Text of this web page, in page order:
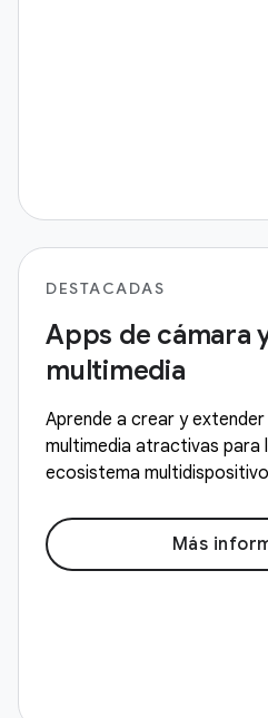
DESTACADAS
Apps de cámara
multimedia
Aprende a crear y
multimedia atractivas para
ecosistema
Más